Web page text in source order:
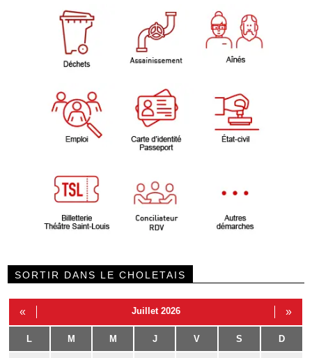
SORTIR DANS LE CHOLETAIS
« Juillet 2026 »
L M M J V S D